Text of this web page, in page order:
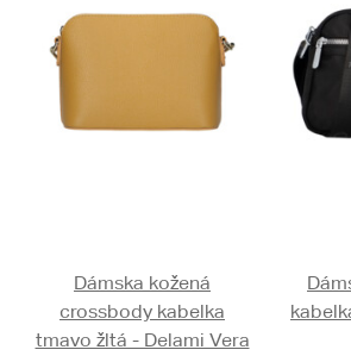
Dámska kožená
crossbody kabelka
tmavo žltá - Delami Vera